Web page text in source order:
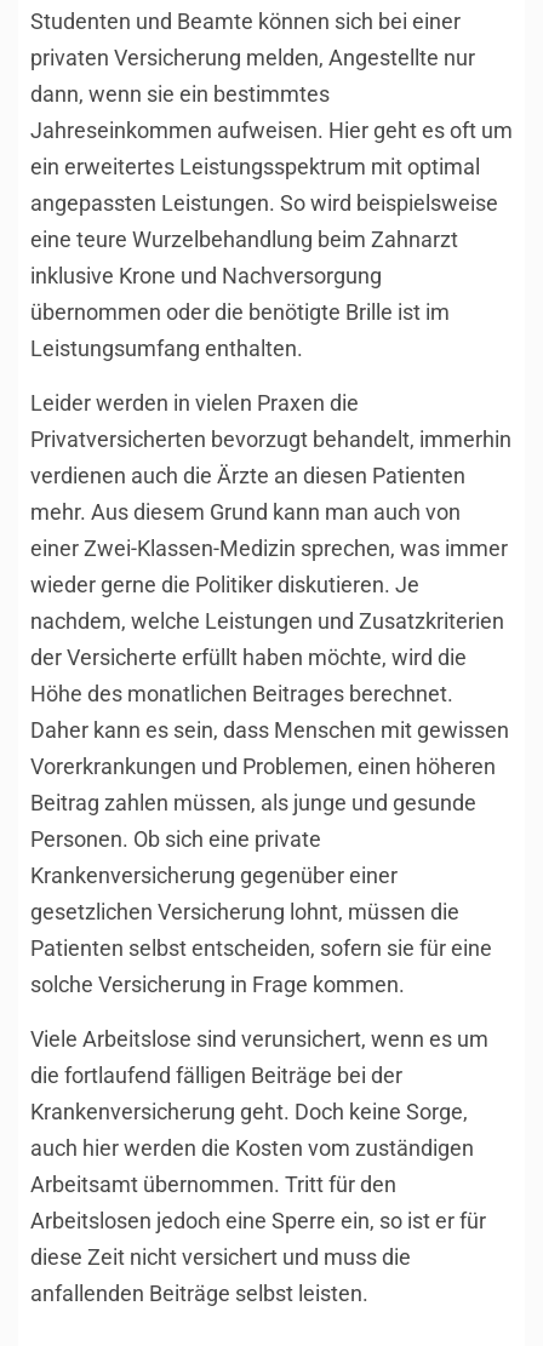
Studenten und Beamte können sich bei einer
privaten Versicherung melden, Angestellte nur
dann, wenn sie ein bestimmtes
Jahreseinkommen aufweisen. Hier geht es oft um
ein erweitertes Leistungsspektrum mit optimal
angepassten Leistungen. So wird beispielsweise
eine teure Wurzelbehandlung beim Zahnarzt
inklusive Krone und Nachversorgung
übernommen oder die benötigte Brille ist im
Leistungsumfang enthalten.
Leider werden in vielen Praxen die
Privatversicherten bevorzugt behandelt, immerhin
verdienen auch die Ärzte an diesen Patienten
mehr. Aus diesem Grund kann man auch von
einer Zwei-Klassen-Medizin sprechen, was immer
wieder gerne die Politiker diskutieren. Je
nachdem, welche Leistungen und Zusatzkriterien
der Versicherte erfüllt haben möchte, wird die
Höhe des monatlichen Beitrages berechnet.
Daher kann es sein, dass Menschen mit gewissen
Vorerkrankungen und Problemen, einen höheren
Beitrag zahlen müssen, als junge und gesunde
Personen. Ob sich eine private
Krankenversicherung gegenüber einer
gesetzlichen Versicherung lohnt, müssen die
Patienten selbst entscheiden, sofern sie für eine
solche Versicherung in Frage kommen.
Viele Arbeitslose sind verunsichert, wenn es um
die fortlaufend fälligen Beiträge bei der
Krankenversicherung geht. Doch keine Sorge,
auch hier werden die Kosten vom zuständigen
Arbeitsamt übernommen. Tritt für den
Arbeitslosen jedoch eine Sperre ein, so ist er für
diese Zeit nicht versichert und muss die
anfallenden Beiträge selbst leisten.